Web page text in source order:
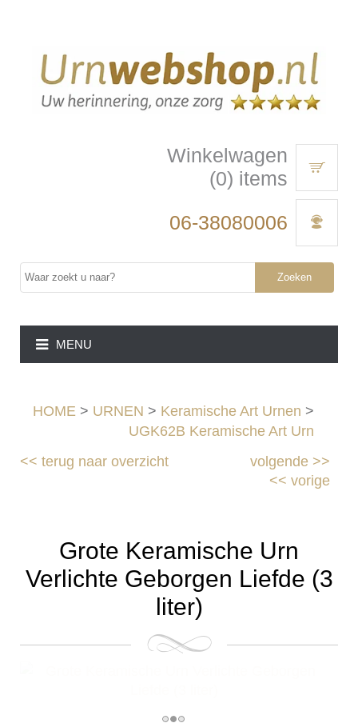
Winkelwagen
(0) items
06-38080006
Zoeken
MENU
HOME > URNEN > Keramische Art Urnen >
UGK62B Keramische Art Urn
<<terug naar overzicht volgende>>
<< vorige
Grote Keramische Urn
Verlichte Geborgen Liefde (3
liter)